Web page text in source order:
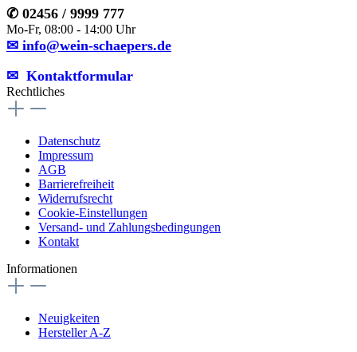
✆ 02456 / 9999 777
Mo-Fr, 08:00 - 14:00 Uhr
✉ info@wein-schaepers.de
✉︎ Kontaktformular
Rechtliches
Datenschutz
Impressum
AGB
Barrierefreiheit
Widerrufsrecht
Cookie-Einstellungen
Versand- und Zahlungsbedingungen
Kontakt
Informationen
Neuigkeiten
Hersteller A-Z